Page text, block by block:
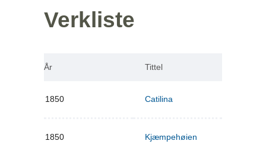
Verkliste
År Tittel
1850 Catilina
1850 Kjæmpehøien